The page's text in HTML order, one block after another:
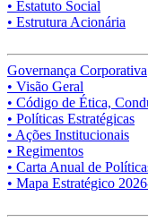
• Estatuto Social
• Estrutura Acionária
Governança Corporativa
• Visão Geral
• Código de Ética,
• Políticas Estratégicas
• Ações Institucionais
• Regimentos
• Carta Anual de
• Mapa Estratégico